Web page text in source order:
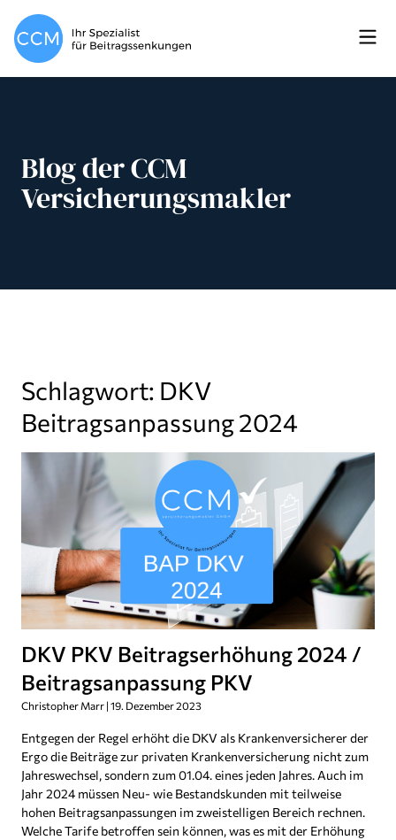
Blog der CCM
Versicherungsmakler
Schlagwort: DKV
Beitragsanpassung 2024
DKV PKV Beitragserhöhung 2024 /
Beitragsanpassung PKV
Christopher Marr 19. Dezember 2023
Entgegen der Regel erhöht die DKV als Krankenversicherer der
Ergo die Beiträge zur privaten Krankenversicherung nicht zum
Jahreswechsel, sondern zum 01.04. eines jeden Jahres. Auch im
Jahr 2024 müssen Neu- wie Bestandskunden mit teilweise
hohen Beitragsanpassungen im zweistelligen Bereich rechnen.
Welche Tarife betroffen sein können, was es mit der Erhöhung